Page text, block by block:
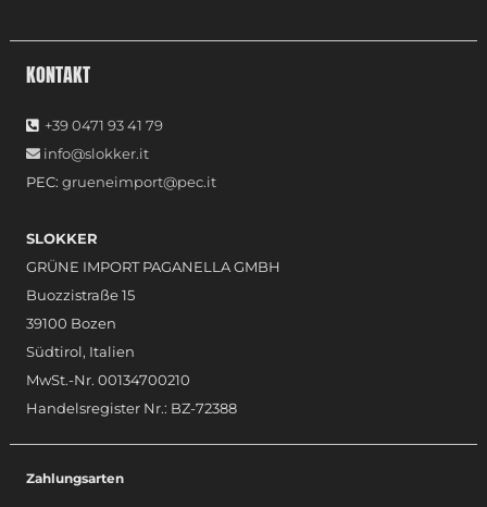
KONTAKT
+39 0471 93 41 79
info@slokker.it
PEC:grueneimport@pec.it
SLOKKER
GRÜNE IMPORT PAGANELLA GMBH
Buozzistraße 15
39100 Bozen
Südtirol, Italien
MwSt.-Nr. 00134700210
Handelsregister Nr.: BZ-72388
Zahlungsarten